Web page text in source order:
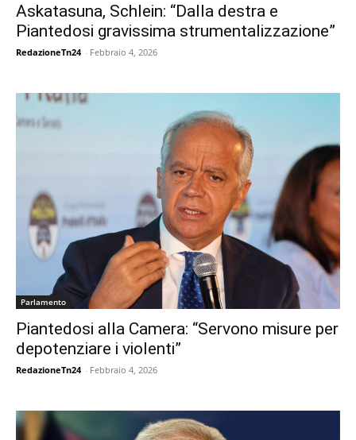
Askatasuna, Schlein: “Dalla destra e
Piantedosi gravissima strumentalizzazione”
RedazioneTn24 - Febbraio 4, 2026
Parlamento
Piantedosi alla Camera: “Servono misure per
depotenziare i violenti”
RedazioneTn24 - Febbraio 4, 2026